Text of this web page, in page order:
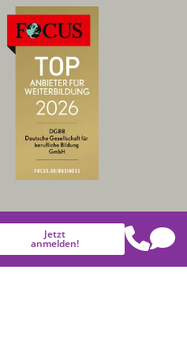
des Textes zu erhalten,
weiblicher und männlicher
Jetzt
anmelden!